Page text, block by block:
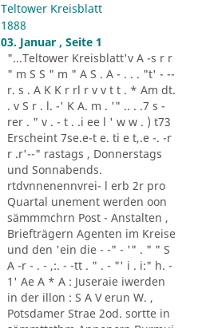
Teltower Kreisblatt
1888
03. Januar , Seite 1
"...Teltower Kreisblatt'v A -s r r
" m S S " m " A S . A - . . . "t' - --
r. s . A K K r rl r v v t t . * Am dt.
. v S r . l. -' K A. m . '" .. . .7 s -
rer . " v . - t . .i ee l ' w w . ) t73
Erscheint 7se.e-t e. ti e t,.e -. -r
r .r'--" rastags , Donnerstags
und Sonnabends.
rtdvnnenennvrei- l erb 2r pro
Quartal unement werden oon
sämmmchrn Post - Anstalten ,
Briefträgern Agenten im Kreise
und den 'ein die - -" - '" . " " S
A -r - . - ,:. - -tt . " . - "' i . i:" h. -
1' Ae A * A : Juseraie iwerden
in der illon : S A V erun W. ,
Potsdamer Strae 2od. sortte in